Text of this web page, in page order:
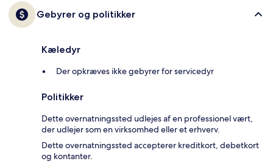
Gebyrer og politikker
Kæledyr
Der opkræves ikke gebyrer for servicedyr
Politikker
Dette overnatningssted udlejes af en professionel vært,
der udlejer som en virksomhed eller et erhverv.
Dette overnatningssted accepterer kreditkort, debetkort
og kontanter.